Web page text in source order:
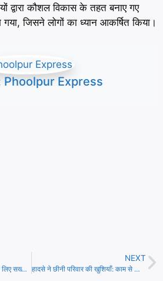
द्वारा कौशल विकास के तहत बनाए गए
गया, जिसने लोगों का ध्यान आकर्षित किया।
Phoolpur Express
फूलपुर में त्योहारों पर DJ बजाने के लिए सख्त नियम, उल्लंघन करने वालों पर होगी कड़ी कार्रवाई
NEXT
हादसे ने छीनी परिवार की खुशियाँ: काम से लौट रहे युवक को DCM ने मारी टक्कर, गर्भवती पत्नी और बेटी पर टूटा दुखों का पहाड़